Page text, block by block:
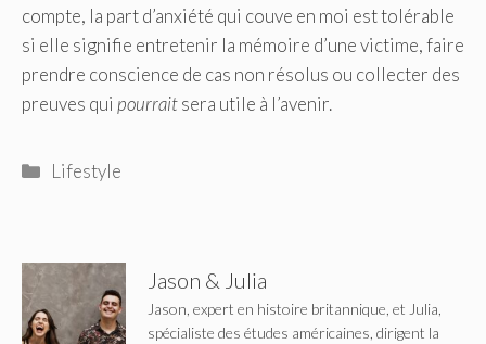
compte, la part d’anxiété qui couve en moi est tolérable
si elle signifie entretenir la mémoire d’une victime, faire
prendre conscience de cas non résolus ou collecter des
preuves qui pourraitsera utile à l’avenir.
Catégories
Lifestyle
Jason & Julia
Jason, expert en histoire britannique, et Julia,
spécialiste des études américaines, dirigent la